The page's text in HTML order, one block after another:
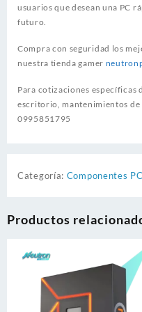
usuarios que desean una PC
futuro.
Compra con seguridad los
nuestra tienda gamer
Para cotizaciones específicas
escritorio, mantenimientos de
0995851795
Categoría: Componentes PC
Productos